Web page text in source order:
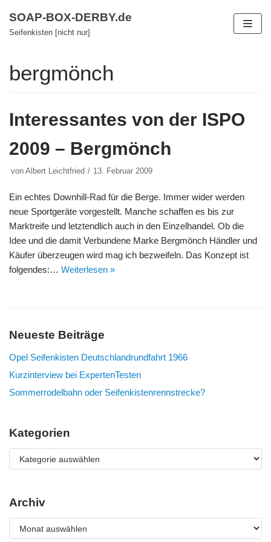
Zum
Inhalt
SOAP-BOX-DERBY.de
Seifenkisten [nicht nur]
bergmönch
Interessantes von der ISPO
2009 – Bergmönch
von Albert Leichtfried 13. Februar 2009
Ein echtes Downhill-Rad für die Berge. Immer wider werden
neue Sportgeräte vorgestellt. Manche schaffen es bis zur
Marktreife und letztendlich auch in den Einzelhandel. Ob die
Idee und die damit Verbundene Marke Bergmönch Händler und
Käufer überzeugen wird mag ich bezweifeln. Das Konzept ist
folgendes:… Weiterlesen »
Neueste Beiträge
Opel Seifenkisten Deutschlandrundfahrt 1966
Kurzinterview bei ExpertenTesten
Sommerrodelbahn oder Seifenkistenrennstrecke?
Kategorien
Archiv